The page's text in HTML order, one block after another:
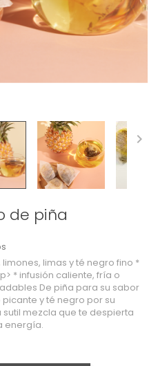

de piña
limas y té negro fino *
* infusión caliente, fría o
De piña para su sabor
y té negro por su
mezcla que te despierta
energía.